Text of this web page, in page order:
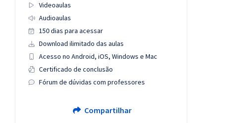
Videoaulas
Audioaulas
150 dias para acessar
Download ilimitado das aulas
Acesso no Android, iOS, Windows e Mac
Certificado de conclusão
Fórum de dúvidas com professores
Compartilhar